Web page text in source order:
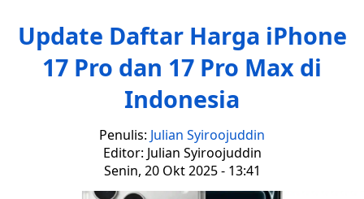
Update Daftar Harga iPhone
17 Pro dan 17 Pro Max di
Indonesia
Penulis: Julian Syiroojuddin
Editor: Julian Syiroojuddin
Senin, 20 Okt 2025 - 13:41